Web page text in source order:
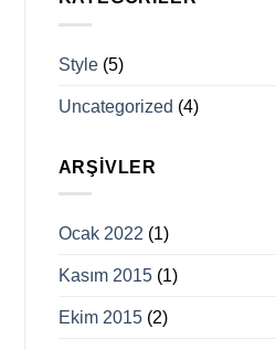
Style(5)
Uncategorized (4)
ARŞIVLER
Ocak 2022 (1)
Kasım 2015(1)
Ekim 2015(2)